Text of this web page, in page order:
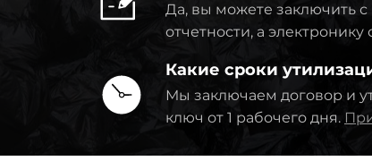
Да, вы можете заключить
отчетности, а
Какие сроки
Мы заключаем договор и
ключ от 1 рабочего дня.